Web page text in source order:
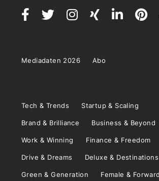
Mediadaten 2026 Abo
Tech & Trends Startup & Scaling
Brand & Brilliance Business & Beyond
Work & Winning Finance & Freedom
Drive & Dreams Deluxe & Destinations
Green & Generation Female & Forward